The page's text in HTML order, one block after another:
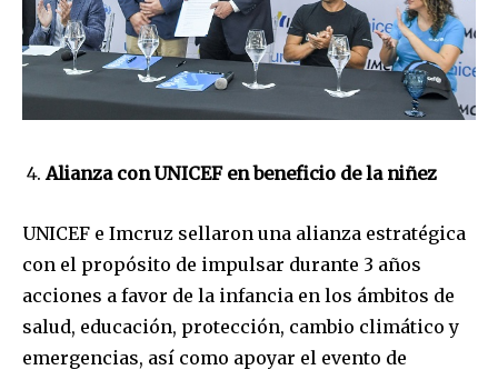
Alianza con UNICEF en beneficio de la niñez
UNICEF e Imcruz sellaron una alianza estratégica
con el propósito de impulsar durante 3 años
acciones a favor de la infancia en los ámbitos de
salud, educación, protección, cambio climático y
emergencias, así como apoyar el evento de